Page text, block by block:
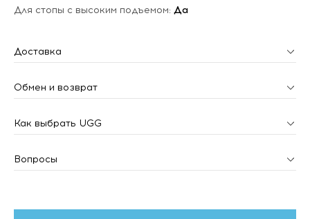
Для стопы с высоким подъемом: Да
Доставка
Обмен и возврат
Как выбрать UGG
Вопросы